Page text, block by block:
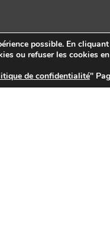
possible. En
ou refuser les cookies
de confidentialité"